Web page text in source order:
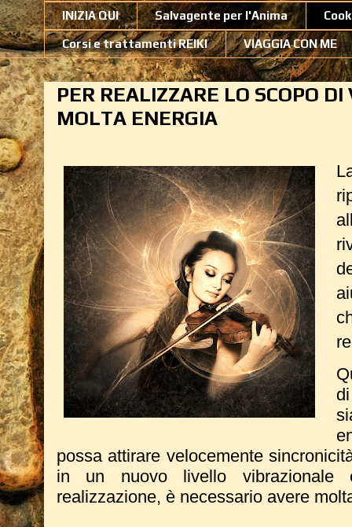
INIZIA QUI Salvagente per l'Anima
Corsi e trattamenti REIKI VIAGGIA CON ME
PER REALIZZARE LO SCOPO
MOLTA ENERGIA
possa attirare velocemente
in un nuovo livello vibrazionale
realizzazione, è necessario avere